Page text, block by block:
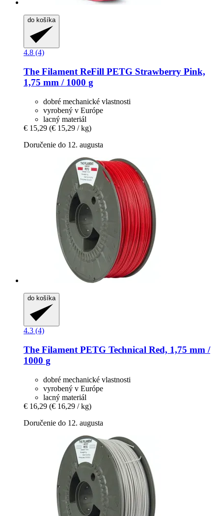
do košíka
4.8 (4)
The Filament ReFill PETG Strawberry Pink,
1,75 mm / 1000 g
dobré mechanické vlastnosti
vyrobený v Európe
lacný materiál
€ 15,29 (€ 15,29 / kg)
Doručenie do 12. augusta
do košíka
4.3 (4)
The Filament PETG Technical Red, 1,75 mm /
1000 g
dobré mechanické vlastnosti
vyrobený v Európe
lacný materiál
€ 16,29 (€ 16,29 / kg)
Doručenie do 12. augusta